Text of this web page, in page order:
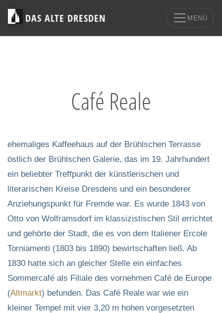
DAS ALTE DRESDEN MENÜ
Café Reale
ehemaliges Kaffeehaus auf der Brühlschen Terrasse
östlich der Brühlschen Galerie, das im 19. Jahrhundert
ein beliebter Treffpunkt der künstlerischen und
literarischen Kreise Dresdens und ein besonderer
Anziehungspunkt für Fremde war. Es wurde 1843 von
Otto von Wolframsdorf im klassizistischen Stil errichtet
und gehörte der Stadt, die es von dem Italiener Ercole
Torniamenti (1803 bis 1890) bewirtschaften ließ. Ab
1830 hatte sich an gleicher Stelle ein einfaches
Sommercafé als Filiale des vornehmen Café de Europe
(Altmarkt) befunden. Das Café Reale war wie ein
kleiner Tempel mit vier 3,20 m hohen vorgesetzten